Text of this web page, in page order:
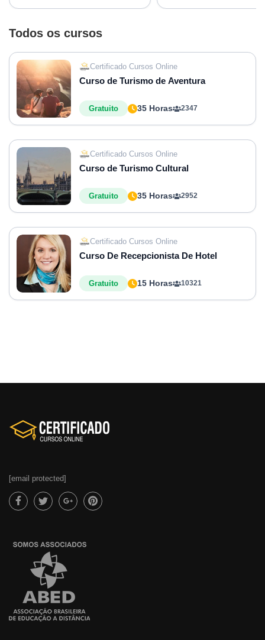
Todos os cursos
Certificado Cursos Online
Curso de Turismo de Aventura
35 Horas
Gratuito 2347
Certificado Cursos Online
Curso de Turismo Cultural
35 Horas
Gratuito 2952
Certificado Cursos Online
Curso De Recepcionista De Hotel
15 Horas
Gratuito 10321
[email protected]